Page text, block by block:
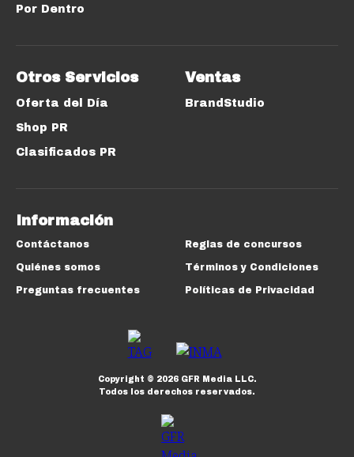
Por Dentro
Otros Servicios
Oferta del Día
Shop PR
Clasificados PR
Ventas
BrandStudio
Información
Contáctanos
Quiénes somos
Preguntas frecuentes
Reglas de concursos
Términos y Condiciones
Políticas de Privacidad
Copyright © 2026GFR Media LLC.
Todos los derechos reservados.